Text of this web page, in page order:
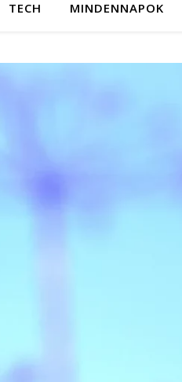
TECH MINDENNAPOK